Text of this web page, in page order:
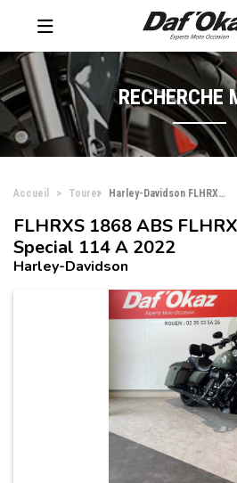
RECHERCHE
Accueil Tourer Harley-Davidson FLHRXS 1868 ABS FLHRXS Road King Special 114 A
FLHRXS 1868 ABS
Special 114 A 2022
Harley-Davidson